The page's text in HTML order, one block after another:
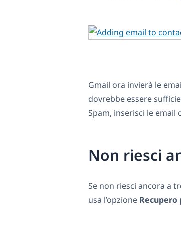
Gmail ora invierà le
dovrebbe essere
Spam, inserisci le email
Non riesci
Se non riesci ancora a
usa l’opzione Recupero